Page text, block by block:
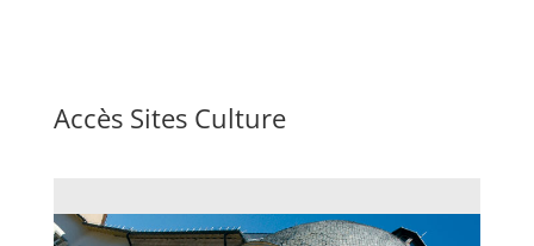
Accès Sites Culture